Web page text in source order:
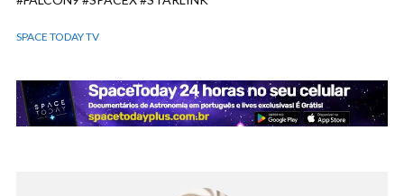
SPACE TODAY TV